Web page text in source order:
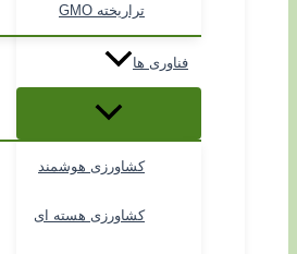
تراریخته GMO
فناوری ها
کشاورزی هوشمند
کشاورزی هسته ای